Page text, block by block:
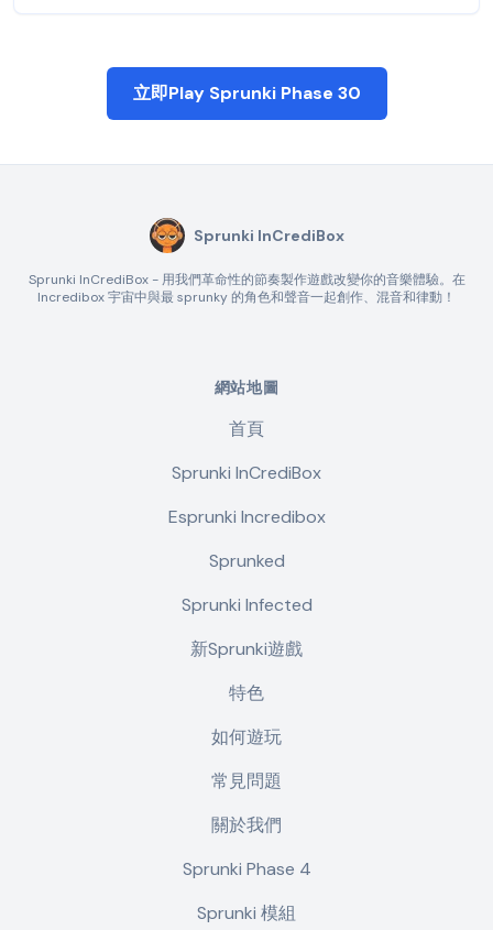
立即Play Sprunki Phase 30
Sprunki InCrediBox
Sprunki InCrediBox - 用我們革命性的節奏製作遊戲改變你的音樂體驗。在
Incredibox 宇宙中與最 sprunky 的角色和聲音一起創作、混音和律動！
網站地圖
首頁
Sprunki InCrediBox
Esprunki Incredibox
Sprunked
Sprunki Infected
新Sprunki遊戲
特色
如何遊玩
常見問題
關於我們
Sprunki Phase 4
Sprunki 模組